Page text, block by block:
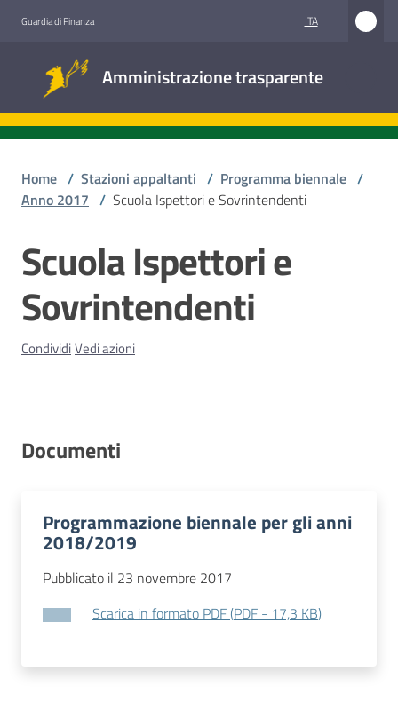
Guardia di Finanza ITA
Amministrazione trasparente
trasparente
civico
Stazioni
appaltanti
Contatti
Home / Stazioni appaltanti / Programma biennale /
Anno 2017 / Scuola Ispettori e Sovrintendenti
Salta al contenuto
Scuola Ispettori e
Sovrintendenti
CondividiVedi azioni
Documenti
Programmazione biennale per gli anni
2018/2019
Pubblicato il 23 novembre 2017
Scarica in formato PDF (PDF - 17,3 KB)